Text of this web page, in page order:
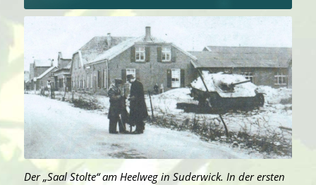
Der „Saal Stolte“ am Heelweg in Suderwick. In der ersten